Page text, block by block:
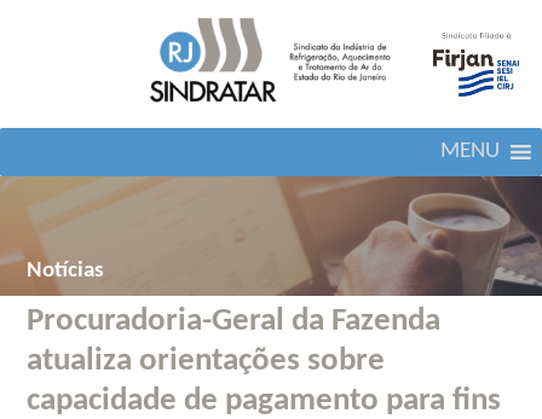
MENU
Notícias
Procuradoria-Geral da Fazenda
atualiza orientações sobre
capacidade de pagamento para fins